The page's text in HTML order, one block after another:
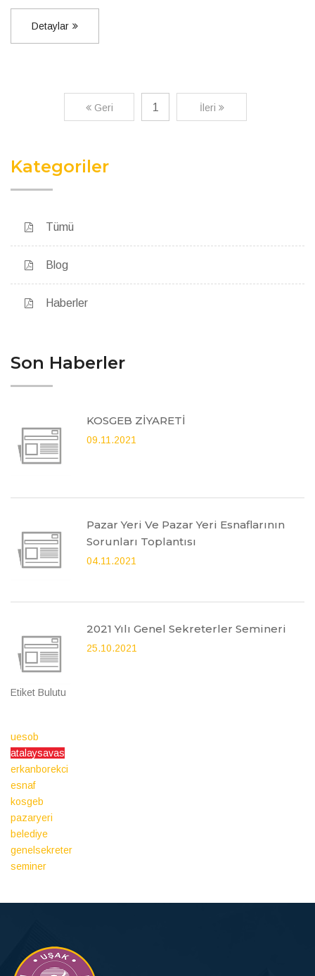
Detaylar
Geri 1 İleri
Kategoriler
Tümü
Blog
Haberler
Son Haberler
KOSGEB ZİYARETİ
09.11.2021
Pazar Yeri Ve Pazar Yeri Esnaflarının
Sorunları Toplantısı
04.11.2021
2021 Yılı Genel Sekreterler Semineri
25.10.2021
Etiket Bulutu
uesob
atalaysavas
erkanborekci
esnaf
kosgeb
pazaryeri
belediye
genelsekreter
seminer